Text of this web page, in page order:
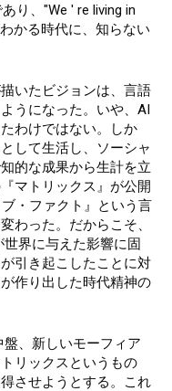
り、"We ' re living in
かる時代に、知らない
いたビジョンは、言語
うになった。いや、AI
わけではない。しか
して生活し、ソーシャ
的な成果から生計を立
マトリックス』が公開
・ファクト』という言
わった。だからこそ、
世界に与えた影響に固
引き起こしたことに対
作り出した時代精神の
、新しいモーフィア
リックスというもの
させようとする。これ